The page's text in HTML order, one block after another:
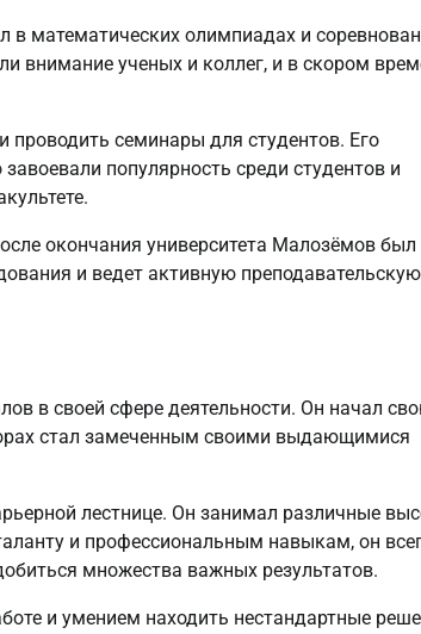
в математических олимпиадах и
внимание ученых и коллег, и в скором
проводить семинары для студентов. Его
популярность среди студентов и
окончания университета Малозёмов был
и ведет активную преподавательскую
в своей сфере деятельности. Он начал
стал замеченным своими выдающимися
лестнице. Он занимал различные
и профессиональным навыкам, он
множества важных результатов.
и умением находить нестандартные